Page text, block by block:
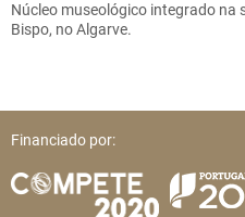
Núcleo museológico integrado na
Bispo, no Algarve.
Financiado por: